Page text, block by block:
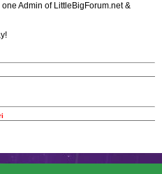
Admin of LittleBigForum.net &